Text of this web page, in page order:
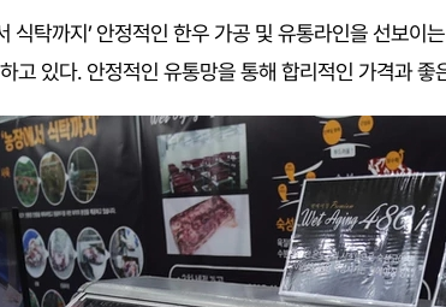
식탁까지’ 안정적인 한우 가공 및 유통라인을 선보
고 있다. 안정적인 유통망을 통해 합리적인 가격과